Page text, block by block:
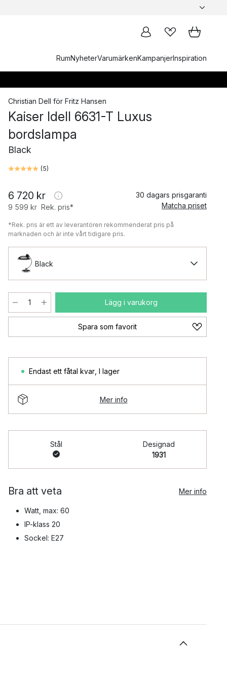
RumNyheterVarumärkenKampanjerInspiration
Christian Dell för Fritz Hansen
Kaiser Idell 6631-T Luxus
bordslampa
Black
(5)
6 720 kr
9 599 kr Rek. pris*
30 dagars prisgaranti
Matcha priset
*Rek. pris är ett av leverantören rekommenderat pris på
marknaden och är inte vårt tidigare pris.
Black
Lägg i varukorg
Spara som favorit
Endast ett fåtal kvar I lager
Mer info
Stål
Designad
1931
Bra att veta Mer info
Watt, max: 60
IP-klass 20
Sockel: E27